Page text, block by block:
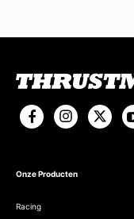
Onze Producten
Racing